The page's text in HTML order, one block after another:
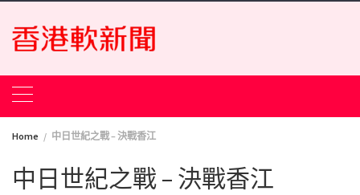
Skip
content
Home 中日世紀之戰 – 決戰香江
中日世紀之戰 – 決戰香江